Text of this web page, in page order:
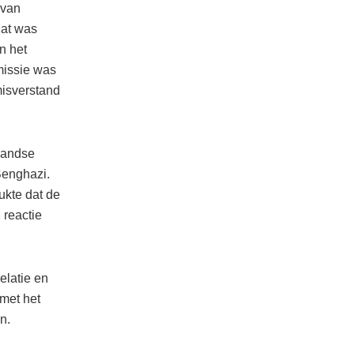
was
het
was
dat de
reactie
en
het